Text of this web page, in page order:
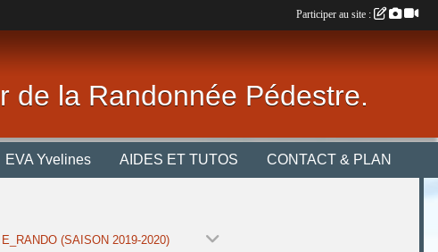
de la Randonnée Pédestre.
EVA Yvelines AIDES ET TUTOS CONTACT & PLAN
E_RANDO (SAISON 2019-2020)
Participer au site :